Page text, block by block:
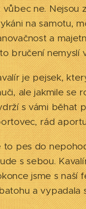
vůbec ne. Nejsou
na samotu,
a
bručení nemyslí
je pejsek,
ale jakmile se
s vámi běhat
rád
to pes do
s sebou.
jsme s naší
a vypadala